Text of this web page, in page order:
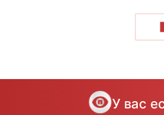
У вас